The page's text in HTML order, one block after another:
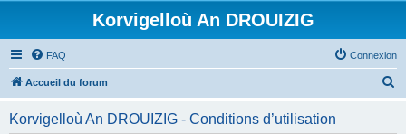
Korvigelloù An DROUIZIG
FAQ Connexion
Accueil du forum
Korvigelloù An DROUIZIG - Conditions d’utilisation